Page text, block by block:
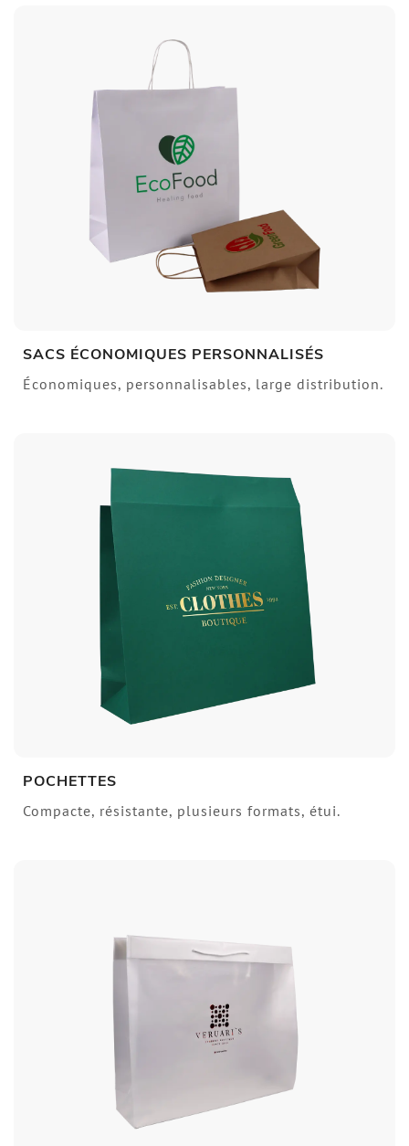
SACS ÉCONOMIQUES PERSONNALISÉS
Économiques, personnalisables, large distribution.
POCHETTES
Compacte, résistante, plusieurs formats, étui.